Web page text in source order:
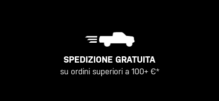
SPEDIZIONE GRATUITA
su ordini superiori a 100+ €*